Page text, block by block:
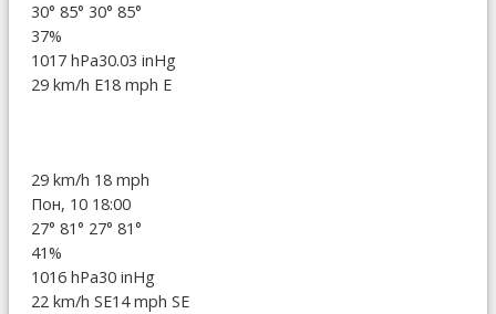
30° 85° 30° 85°
37%
1017 hPa30.03 inHg
29 km/h E18 mph E
29 km/h 18 mph
Пон, 10 18:00
27° 81° 27° 81°
41%
1016 hPa30 inHg
22 km/h SE14 mph SE